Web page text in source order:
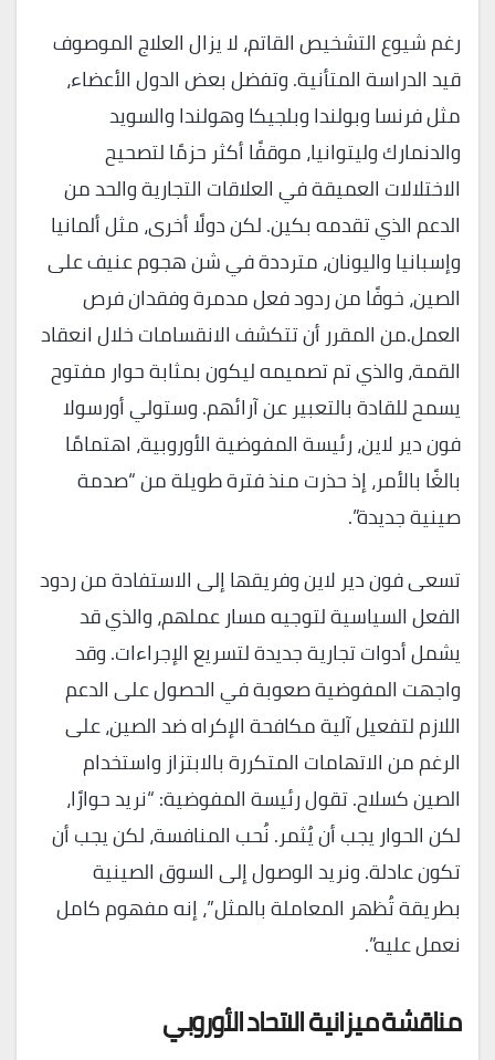
رغم شيوع التشخيص القاتم، لا يزال العلاج الموصوف
قيد الدراسة المتأنية. وتفضل بعض الدول الأعضاء،
مثل فرنسا وبولندا وبلجيكا وهولندا والسويد
والدنمارك وليتوانيا، موقفًا أكثر حزمًا لتصحيح
الاختلالات العميقة في العلاقات التجارية والحد من
الدعم الذي تقدمه بكين. لكن دولًا أخرى، مثل ألمانيا
وإسبانيا واليونان، مترددة في شن هجوم عنيف على
الصين، خوفًا من ردود فعل مدمرة وفقدان فرص
العمل.من المقرر أن تتكشف الانقسامات خلال انعقاد
القمة، والذي تم تصميمه ليكون بمثابة حوار مفتوح
يسمح للقادة بالتعبير عن آرائهم. وستولي أورسولا
فون دير لاين، رئيسة المفوضية الأوروبية، اهتمامًا
بالغًا بالأمر، إذ حذرت منذ فترة طويلة من “صدمة
صينية جديدة”.
تسعى فون دير لاين وفريقها إلى الاستفادة من ردود
الفعل السياسية لتوجيه مسار عملهم، والذي قد
يشمل أدوات تجارية جديدة لتسريع الإجراءات. وقد
واجهت المفوضية صعوبة في الحصول على الدعم
اللازم لتفعيل آلية مكافحة الإكراه ضد الصين، على
الرغم من الاتهامات المتكررة بالابتزاز واستخدام
الصين كسلاح. تقول رئيسة المفوضية: “نريد حوارًا،
لكن الحوار يجب أن يُثمر. نُحب المنافسة، لكن يجب أن
تكون عادلة. ونريد الوصول إلى السوق الصينية
بطريقة تُظهر المعاملة بالمثل”، إنه مفهوم كامل
نعمل عليه”.
مناقشة ميزانية الاتحاد الأوروبي